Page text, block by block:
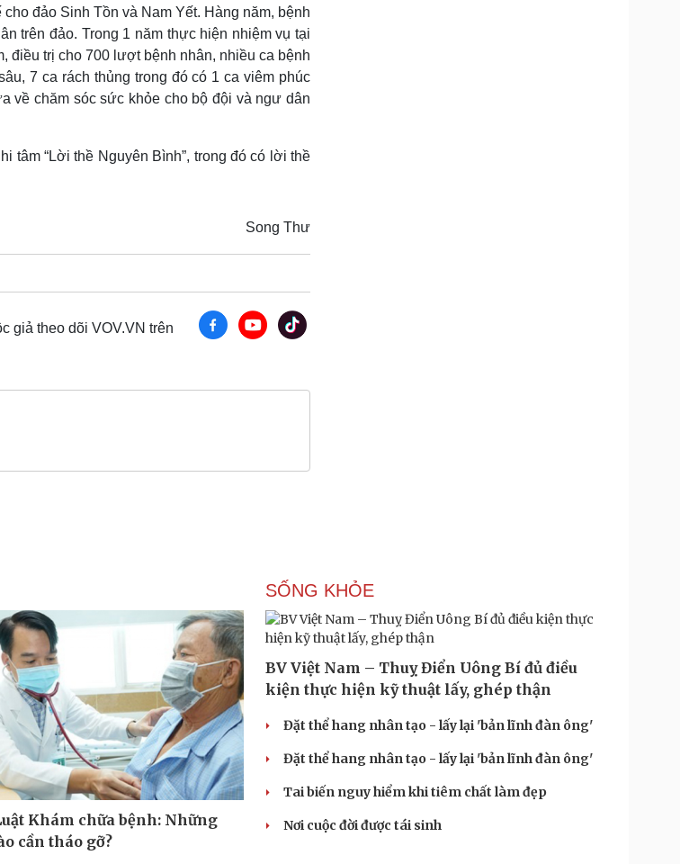
đảo Sinh Tồn và Nam Yết. Hàng năm, bệnh
trên đảo. Trong 1 năm thực hiện nhiệm vụ tại
điều trị cho 700 lượt bệnh nhân, nhiều ca bệnh
7 ca rách thủng trong đó có 1 ca viêm phúc
về chăm sóc sức khỏe cho bộ đội và ngư dân
tâm “Lời thề Nguyên Bình”, trong đó có lời thề
Song Thư
giả theo dõi VOV.VN trên
Khám chữa bệnh: Những
cần tháo gỡ?
SỐNG KHỎE
BV Việt Nam – Thuỵ Điển Uông Bí đủ điều
kiện thực hiện kỹ thuật lấy, ghép thận
Đặt thể hang nhân tạo - lấy lại 'bản lĩnh đàn ông'
Đặt thể hang nhân tạo - lấy lại 'bản lĩnh đàn ông'
Tai biến nguy hiểm khi tiêm chất làm đẹp
Nơi cuộc đời được tái sinh